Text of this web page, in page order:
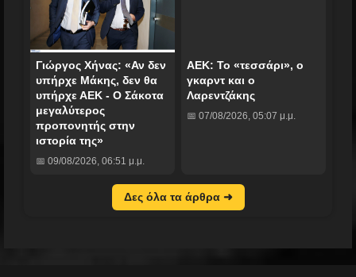
Γιώργος Χήνας: «Αν δεν
υπήρχε Μάκης, δεν θα
υπήρχε ΑΕΚ - Ο Σάκοτα
μεγαλύτερος
προπονητής στην
ιστορία της»
📅 09/08/2026, 06:51 μ.μ.
ΑΕΚ: Το «τεσσάρι», ο
γκαρντ και ο
Λαρεντζάκης
📅 07/08/2026, 05:07 μ.μ.
Δες όλα τα άρθρα ➜